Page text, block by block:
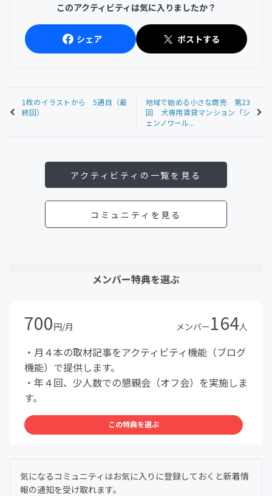
このアクティビティは気に入りましたか？
シェア ポストする
1枚のイラストから 5通目（最
終回）
地域で始める小さな商売 第23
回 犬専用賃貸マンション「シ
ェンノワール...
アクティビティの一覧を見る
コミュニティを見る
メンバー特典を選ぶ
700円/月 メンバー164人
・月４本の取材記事をアクティビティ機能（ブログ
機能）で提供します。
・年４回、少人数での懇親会（オフ会）を実施しま
す。
この特典を選ぶ
気になるコミュニティはお気に入りに登録しておくと新着情
報の通知を受け取れます。